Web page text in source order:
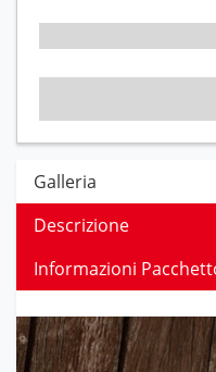
Galleria
Descrizione
Informazioni